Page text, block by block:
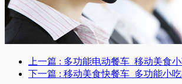
上一篇 : 多功能电动餐车_移动美食
下一篇 : 移动美食快餐车_多功能小